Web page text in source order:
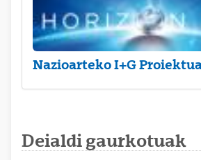
Nazioarteko I+G
Deialdi gaurkotuak